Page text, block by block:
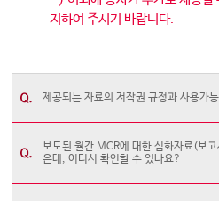
지하여 주시기 바랍니다.
제공되는 자료의 저작권 규정과 사용가
보도된 월간 MCR에 대한 심화자료(보
은데, 어디서 확인할 수 있나요?